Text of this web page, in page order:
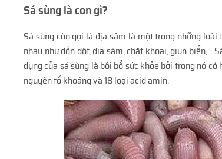
Sá sùng là con gì?
Sá sùng còn gọi là địa sâm là một trong những
nhau như đồn đột, địa sâm, chặt khoai, giun biển,...
dụng của sá sùng là bồi bổ sức khỏe bởi trong nó
nguyên tố khoáng và 18 loại acid amin.